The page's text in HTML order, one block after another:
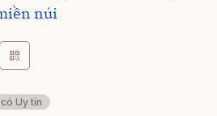
núi
Uy tín